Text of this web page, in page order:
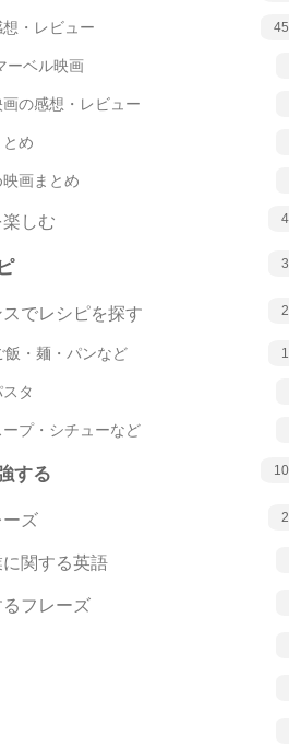
・レビュー
ーベル映画
の感想・レビュー
め
画まとめ
しむ
でレシピを探す
飯・麺・パンなど
タ
プ・シチューなど
する
ズ
関する英語
フレーズ